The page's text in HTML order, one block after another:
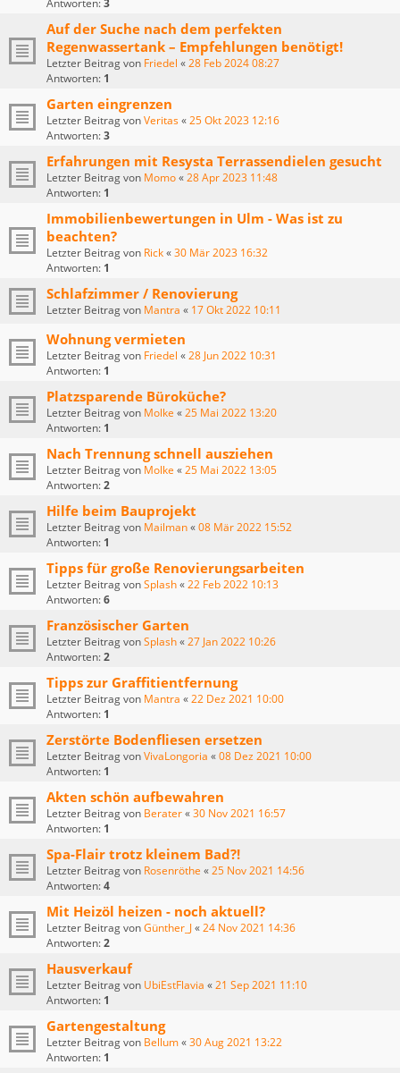
Antworten:3
Auf der Suche nach dem perfekten
Regenwassertank – Empfehlungen benötigt!
Letzter Beitrag von Friedel «28 Feb 2024 08:27
Antworten: 1
Garten eingrenzen
Letzter Beitrag vonVeritas«25 Okt 2023 12:16
Antworten:3
Erfahrungen mit Resysta Terrassendielen gesucht
Letzter Beitrag von Momo«28 Apr 2023 11:48
Antworten: 1
Immobilienbewertungen in Ulm - Was ist zu
beachten?
Letzter Beitrag von Rick«30 Mär 2023 16:32
Antworten: 1
Schlafzimmer / Renovierung
Letzter Beitrag von Mantra « 17 Okt 2022 10:11
Wohnung vermieten
Letzter Beitrag von Friedel «28 Jun 2022 10:31
Antworten: 1
Platzsparende Büroküche?
Letzter Beitrag von Molke «25 Mai 2022 13:20
Antworten: 1
Nach Trennung schnell ausziehen
Letzter Beitrag von Molke «25 Mai 2022 13:05
Antworten:2
Hilfe beim Bauprojekt
Letzter Beitrag von Mailman«08 Mär 2022 15:52
Antworten: 1
Tipps für große Renovierungsarbeiten
Letzter Beitrag vonSplash«22 Feb 2022 10:13
Antworten:6
Französischer Garten
Letzter Beitrag vonSplash«27 Jan 2022 10:26
Antworten:2
Tipps zur Graffitientfernung
Letzter Beitrag von Mantra «22 Dez 2021 10:00
Antworten: 1
Zerstörte Bodenfliesen ersetzen
Letzter Beitrag vonVivaLongoria «08 Dez 2021 10:00
Antworten: 1
Akten schön aufbewahren
Letzter Beitrag von Berater«30 Nov 2021 16:57
Antworten: 1
Spa-Flair trotz kleinem Bad?!
Letzter Beitrag von Rosenröthe «25 Nov 2021 14:56
Antworten:4
Mit Heizöl heizen - noch aktuell?
Letzter Beitrag vonGünther_J«24 Nov 2021 14:36
Antworten:2
Hausverkauf
Letzter Beitrag von UbiEstFlavia «21 Sep 2021 11:10
Antworten: 1
Gartengestaltung
Letzter Beitrag von Bellum«30 Aug 2021 13:22
Antworten: 1